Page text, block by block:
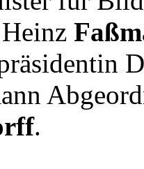
.